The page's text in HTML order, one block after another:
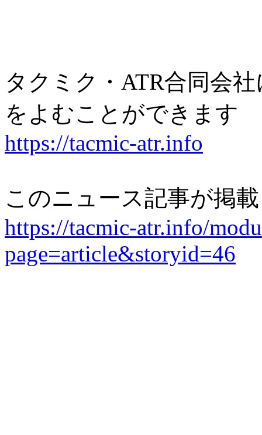
タクミク・ATR合同会
をよむことができます
https://tacmic-atr.info
このニュース記事が掲
https://tacmic-atr.info/
page=article&storyid=46